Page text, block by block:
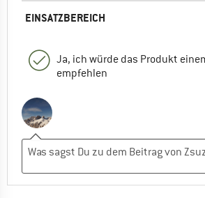
EINSATZBEREICH
Ja, ich würde das Produkt
empfehlen